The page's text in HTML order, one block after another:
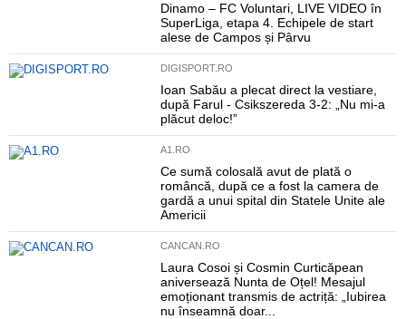
Dinamo – FC Voluntari, LIVE VIDEO în
SuperLiga, etapa 4. Echipele de start
alese de Campos și Pârvu
DIGISPORT.RO
Ioan Sabău a plecat direct la vestiare,
după Farul - Csikszereda 3-2: „Nu mi-a
plăcut deloc!”
A1.RO
Ce sumă colosală avut de plată o
româncă, după ce a fost la camera de
gardă a unui spital din Statele Unite ale
Americii
CANCAN.RO
Laura Cosoi și Cosmin Curticăpean
aniversează Nunta de Oțel! Mesajul
emoționant transmis de actriță: „Iubirea
nu înseamnă doar...